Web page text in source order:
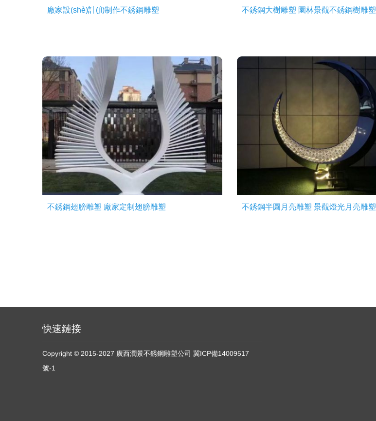
廠家設(shè)計(jì)制作不銹鋼雕塑 不銹鋼大樹雕塑 園林景觀不銹鋼樹雕塑
不銹鋼翅膀雕塑 廠家定制翅膀雕塑 不銹鋼半圓月亮雕塑 景觀燈光月亮雕塑
快速鏈接
Copyright © 2015-2027 廣西潤景不銹鋼雕塑公司 冀ICP備14009517
號-1